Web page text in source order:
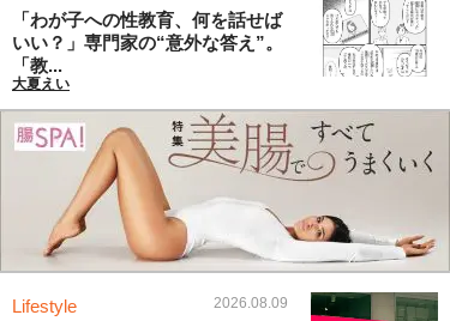
「わが子への性教育、何を話せば
いい？」専門家の“意外な答え”。
「教...
大夏えい
Lifestyle 2026.08.09